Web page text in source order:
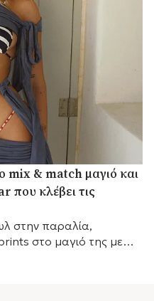
& match μαγιό και
κλέβει τις
στην παραλία,
στο μαγιό της με